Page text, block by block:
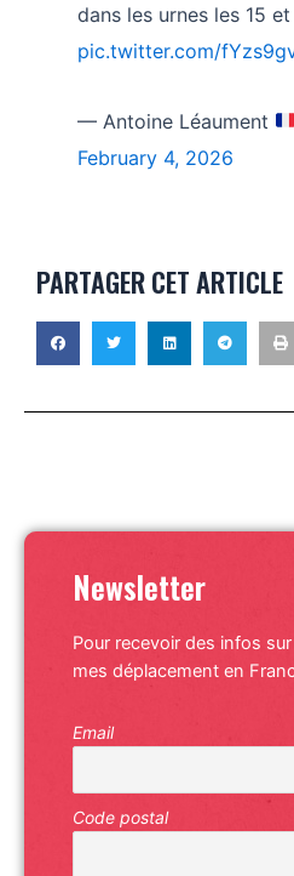
dans les urnes les 15
pic.twitter.com/
— Antoine Léaument
February 4, 2026
PARTAGER CET ARTICLE
Newsletter
Pour recevoir des infos
mes déplacement en
Email
Code postal